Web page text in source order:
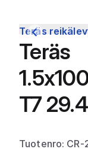
Teräs
Teräs
T7
Tuotenro: CR-